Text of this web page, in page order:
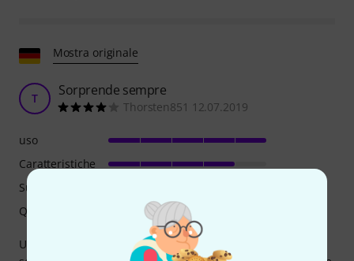
Mostra originale
T Sorprende sempre
Thorsten851 12.07.2019
Utilizzo il Mod-Rex per sperimentare e sono molto
uso
Caratteristiche
Suono
Qualità